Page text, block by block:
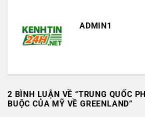
ADMIN1
2 BÌNH LUẬN VỀ “TRUNG QUỐC
BUỘC CỦA MỸ VỀ GREENLAND”